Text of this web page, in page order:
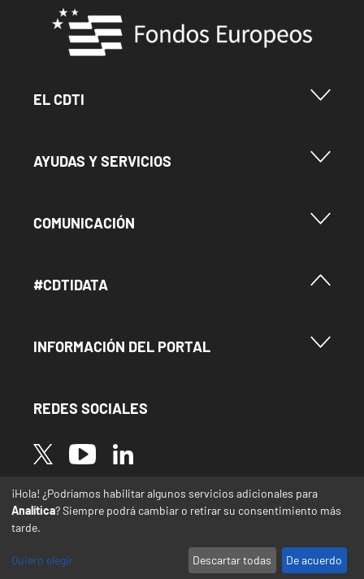
Image
Menu Footer Cdti
EL CDTI
Menu Footer Ayudas y Servicios
AYUDAS Y SERVICIOS
Menu Footer Comunicación
COMUNICACIÓN
Menú Footer #Cdtidata
#CDTIDATA
Menu Footer Información del Portal
INFORMACIÓN DEL PORTAL
REDES SOCIALES
Image Image Image
* Las traducciones de este sitio web desde el
español a otras lenguas se realizan de forma
automática y pueden contener errores o
¡Hola! ¿Podríamos habilitar algunos servicios adicionales para
Analítica? Siempre podrá cambiar o retirar su consentimiento más
tarde.
Quiero elegir Descartar todas De acuerdo